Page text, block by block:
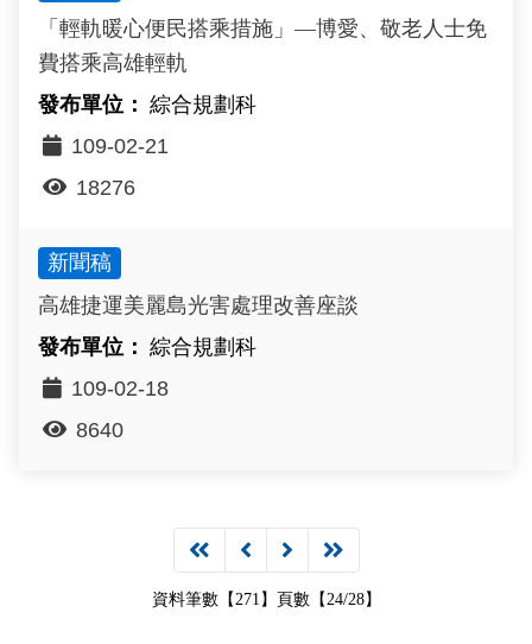
「輕軌暖心便民搭乘措施」—博愛、敬老人士免
費搭乘高雄輕軌
綜合規劃科
109-02-21
18276
新聞稿
高雄捷運美麗島光害處理改善座談
綜合規劃科
109-02-18
8640
資料筆數【271】頁數【24/28】